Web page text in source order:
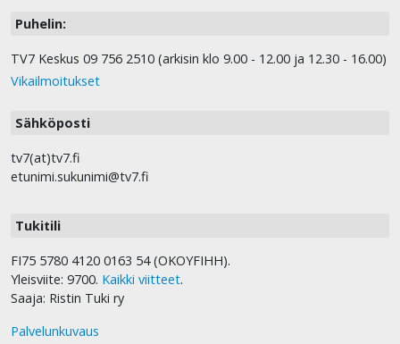
Puhelin:
TV7 Keskus 09 756 2510 (arkisin klo 9.00 - 12.00 ja 12.30 - 16.00)
Vikailmoitukset
Sähköposti
tv7(at)tv7.fi
etunimi.sukunimi@tv7.fi
Tukitili
FI75 5780 4120 0163 54 (OKOYFIHH).
Yleisviite: 9700. Kaikki viitteet.
Saaja: Ristin Tuki ry
Palvelunkuvaus